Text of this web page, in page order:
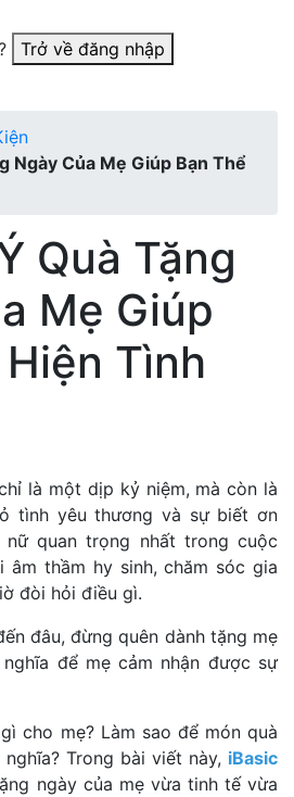
Trở về đăng nhập
Ngày Của Mẹ Giúp Bạn Thể
Quà Tặng
Mẹ Giúp
Tình
là một dịp kỷ niệm, mà còn là
tình yêu thương và sự biết ơn
quan trọng nhất trong cuộc
âm thầm hy sinh, chăm sóc gia
đòi hỏi điều gì.
đâu, đừng quên dành tặng mẹ
để mẹ cảm nhận được sự
cho mẹ? Làm sao để món quà
Trong bài viết này, iBasic
ngày của mẹ vừa tinh tế vừa